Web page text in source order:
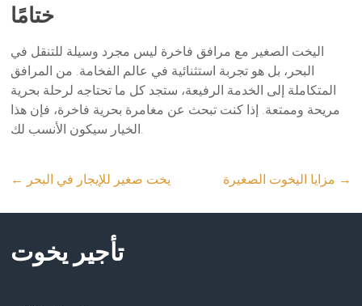
ختامًا
اليخت الصغير مع مرافق فاخرة ليس مجرد وسيلة للتنقل في
البحر، بل هو تجربة استثنائية في عالم الفخامة. من المرافق
المتكاملة إلى الخدمة الرفيعة، ستجد كل ما تحتاجه لرحلة بحرية
مريحة وممتعة. إذا كنت تبحث عن مغامرة بحرية فاخرة، فإن هذا
الخيار سيكون الأنسب لك.
← يخت صغير للإيجار في البحر →
تأجير يخوت